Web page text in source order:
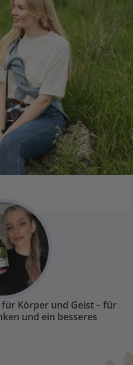
Körper und Geist – für
und ein besseres